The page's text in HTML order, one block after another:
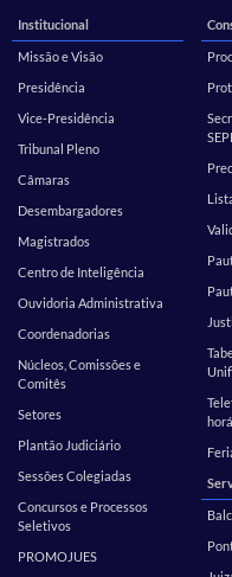
Institucional
Missão e Visão
Presidência
Vice-Presidência
Tribunal Pleno
Câmaras
Desembargadores
Magistrados
Centro de Inteligência
Ouvidoria Administrativa
Coordenadorias
Núcleos, Comissões e
Comitês
Setores
Plantão Judiciário
Sessões Colegiadas
Concursos e Processos
Seletivos
PROMOJUES